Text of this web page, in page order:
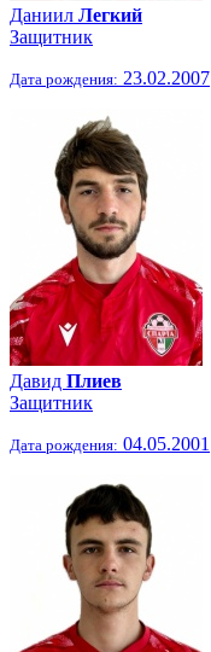
Даниил Легкий
Защитник
Дата рождения: 23.02.2007
Давид Плиев
Защитник
Дата рождения: 04.05.2001